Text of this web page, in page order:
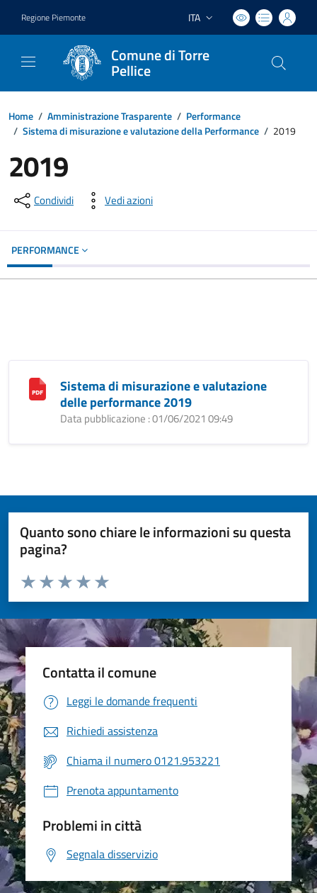
Regione Piemonte Lingua attiva:
ITA
Comune di Torre
Pellice
Home / Amministrazione Trasparente / Performance
/ Sistema di misurazione e valutazione della Performance / 2019
2019
Condividi Vedi azioni
PERFORMANCE
Sistema di misurazione e valutazione
delle performance 2019
Data pubblicazione : 01/06/2021 09:49
Quanto sono chiare le informazioni su questa
pagina?
Valuta da 1 a 5 stelle la pagina
Valuta 5 stelle su 5
Valuta 4 stelle su 5
Valuta 3 stelle su 5
Valuta 2 stelle su 5
Valuta 1 stelle su 5
Contatta il comune
Leggi le domande frequenti
Richiedi assistenza
Chiama il numero 0121.953221
Prenota appuntamento
Problemi in città
Segnala disservizio